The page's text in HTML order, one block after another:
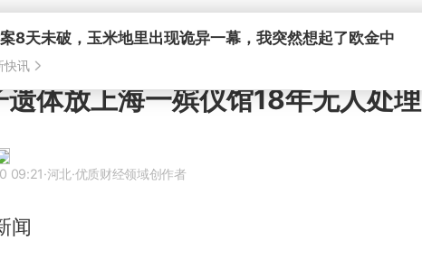
8天未破，玉米地里出现诡异一幕，我突然想起了欧金中
快讯
体放上海一殡仪馆18年无人处理
09:21·河北·优质财经领域创作者
闻